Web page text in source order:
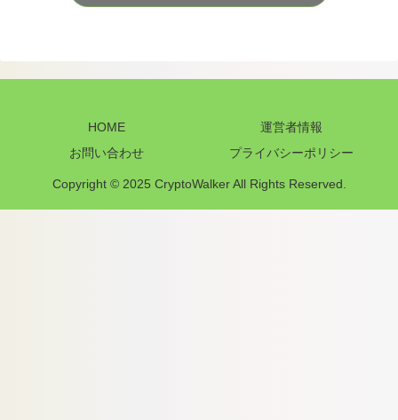
HOME
運営者情報
お問い合わせ
プライバシーポリシー
Copyright © 2025 CryptoWalker All Rights Reserved.